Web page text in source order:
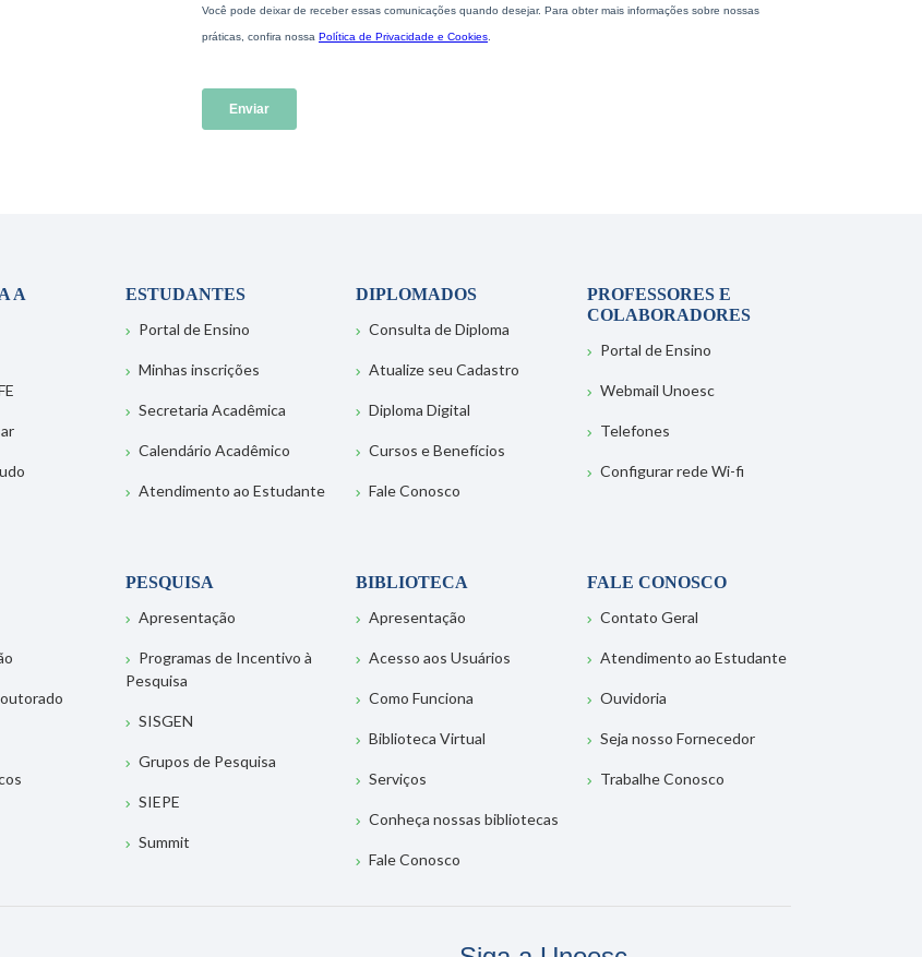
A
ESTUDANTES
Portal de Ensino
Minhas inscrições
Secretaria Acadêmica
Calendário Acadêmico
Atendimento ao Estudante
DIPLOMADOS
Consulta de Diploma
Atualize seu Cadastro
Diploma Digital
Cursos e Benefícios
Fale Conosco
PROFESSORES E
COLABORADORES
Portal de Ensino
Webmail Unoesc
Telefones
Configurar rede Wi-fi
PESQUISA
Apresentação
Programas de Incentivo à
Pesquisa
SISGEN
Grupos de Pesquisa
SIEPE
Summit
BIBLIOTECA
Apresentação
Acesso aos Usuários
Como Funciona
Biblioteca Virtual
Serviços
Conheça nossas bibliotecas
Fale Conosco
FALE CONOSCO
Contato Geral
Atendimento ao Estudante
Ouvidoria
Seja nosso Fornecedor
Trabalhe Conosco